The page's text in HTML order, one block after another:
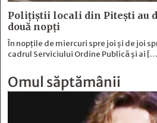
Polițiștii locali din Pitești au
două nopți
În nopțile de miercuri spre joi și de joi
cadrul Serviciului Ordine Publică și ai
Omul săptămânii